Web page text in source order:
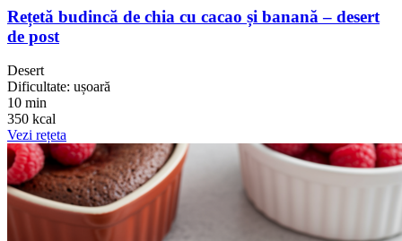
Rețetă budincă de chia cu cacao și banană – desert
de post
Desert
Dificultate: ușoară
10 min
350 kcal
Vezi rețeta